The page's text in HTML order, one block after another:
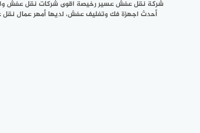
شركة نقل عفش عسير رخيصة اقوى شركات نقل عفش
أحدث اجهزة فك وتغليف عفش، لديها أمهر عمال نقل